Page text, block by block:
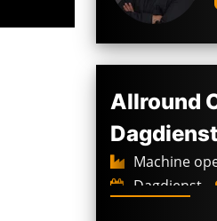
Allround
Dagdienst
Machine
Dagdienst